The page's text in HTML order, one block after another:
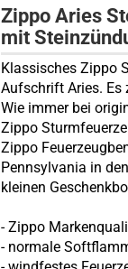
Zippo Aries
mit
Klassisches Zippo
Aufschrift Aries. Es
Wie immer bei
Zippo
Zippo
Pennsylvania in
kleinen
-Zippo
- normale